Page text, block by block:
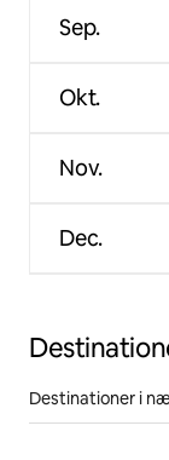
Sep.
Okt.
Nov.
Dec.
Destinationer i